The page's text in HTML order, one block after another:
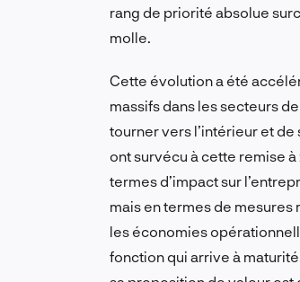
rang de priorité absolue
molle.
Cette évolution a été
massifs dans les secteurs
tourner vers l’intérieur et
ont survécu à cette remise
termes d’impact sur
mais en termes de
les économies
fonction qui arrive à